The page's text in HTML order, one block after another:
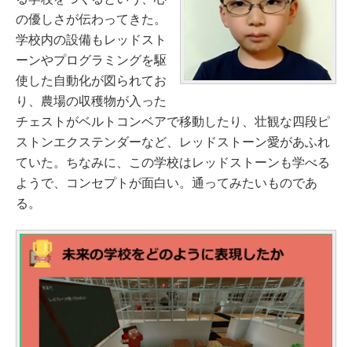
の優しさが伝わってきた。
学校内の設備もレッドスト
ーンやプログラミングを駆
使した自動化が図られてお
り、農場の収穫物が入った
チェストがベルトコンベアで移動したり、壮観な四段ピ
ストンエクステンダーなど、レッドストーン愛があふれ
ていた。ちなみに、この学校はレッドストーンも学べる
ようで、コンセプトが面白い。通ってみたいものであ
る。